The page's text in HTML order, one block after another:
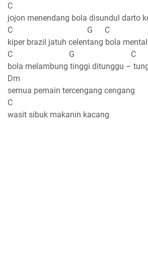
C
jojon menendang bola disundul darto
C G C
kiper brazil jatuh celentang bola
C G C
bola melambung tinggi ditunggu –
Dm
semua pemain tercengang cengang
C
wasit sibuk makanin kacang